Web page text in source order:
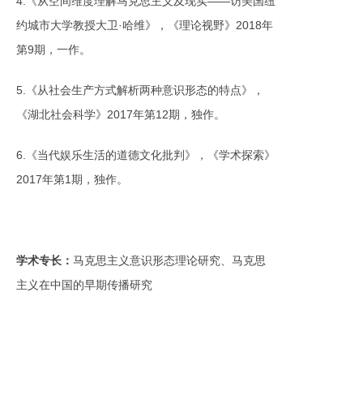
约城市大学教授大卫·哈维》，《理论视野》2018年
第9期，一作。
5.《从社会生产方式解析两种意识形态的特点》，
《湖北社会科学》2017年第12期，独作。
6.《当代娱乐生活的道德文化批判》，《学术探索》
2017年第1期，独作。
学术专长： 马克思主义意识形态理论研究、马克思
主义在中国的早期传播研究